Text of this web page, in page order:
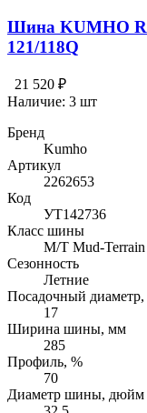
Шина KUMHO
121/118Q
21 520 ₽
Наличие: 3 шт
Бренд
Kumho
Артикул
2262653
Код
УТ142736
Класс шины
M/T Mud-Terrain
Сезонность
Летние
Посадочный
17
Ширина шины, мм
285
Профиль, %
70
Диаметр шины, дюйм